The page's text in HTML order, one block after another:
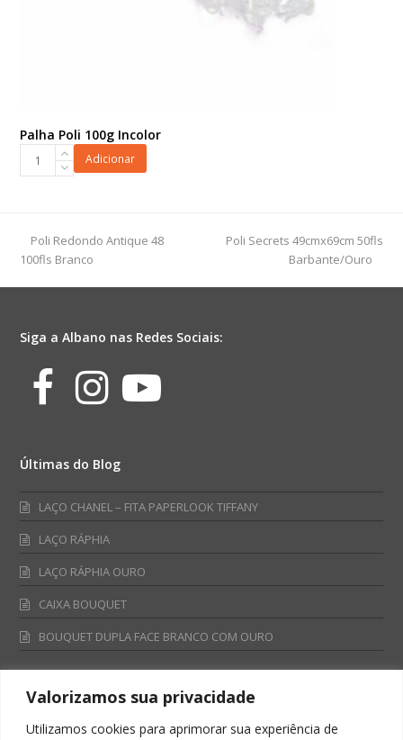
Valorizamos sua privacidade
Utilizamos cookies para aprimorar sua experiência de
Palha Poli 100g Incolor
Adicionar
previous
post:
Poli Redondo Antique 48
100fls Branco
next
Poli Secrets 49cmx69cm 50fls
Barbante/Ouro
Siga a Albano nas Redes Sociais:
Facebook
Instagram
Youtube
Últimas do Blog
LAÇO CHANEL – FITA PAPERLOOK TIFFANY
LAÇO RÁPHIA
LAÇO RÁPHIA OURO
CAIXA BOUQUET
BOUQUET DUPLA FACE BRANCO COM OURO
Fale Conosco